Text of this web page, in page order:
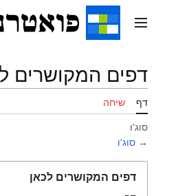
תפריט ראשי
דפים המקושרים
דף שיחה
סוג'ו
→ סוג'ו
דפים המקושרים לכאן